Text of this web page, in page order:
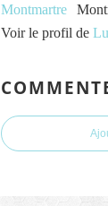
Voir le profil de